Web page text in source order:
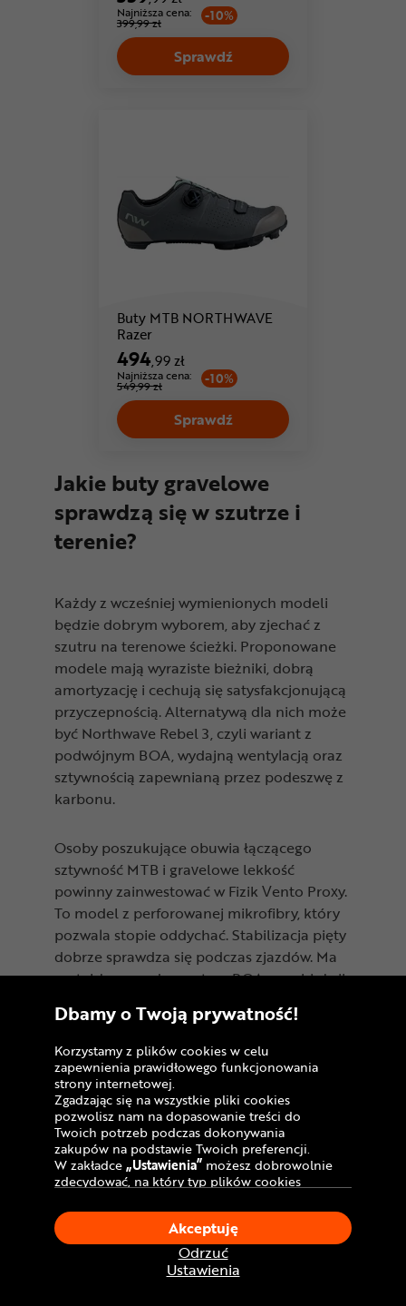
-10%
Najniższa cena:
399,99 zł
Sprawdź
Buty MTB NORTHWAVE
Razer
-10%
Najniższa cena:
549,99 zł
494,99 zł
Sprawdź
Jakie buty gravelowe
sprawdzą się w szutrze i
terenie?
Każdy z wcześniej wymienionych modeli
będzie dobrym wyborem, aby zjechać z
szutru na terenowe ścieżki. Proponowane
modele mają wyraziste bieżniki, dobrą
amortyzację i cechują się satysfakcjonującą
przyczepnością. Alternatywą dla nich może
być Northwave Rebel 3, czyli wariant z
podwójnym BOA, wydajną wentylacją oraz
sztywnością zapewnianą przez podeszwę z
karbonu.
Osoby poszukujące obuwia łączącego
sztywność MTB i gravelowe lekkość
powinny zainwestować w Fizik Vento Proxy.
To model z perforowanej mikrofibry, który
pozwala stopie oddychać. Stabilizacja pięty
dobrze sprawdza się podczas zjazdów. Ma
on także wygodny system BOA oraz bieżnik
jak i szutrach.
Buty MTB NORTHWAVE
Dbamy o Twoją prywatność!
Korzystamy z plików cookies w celu
zapewnienia prawidłowego funkcjonowania
strony internetowej.
Zgadzając się na wszystkie pliki cookies
pozwolisz nam na dopasowanie treści do
Twoich potrzeb podczas dokonywania
zakupów na podstawie Twoich preferencji.
W zakładce„Ustawienia” możesz dobrowolnie
zdecydować, na który typ plików cookies
Klikając„Akceptuję”, wyrażasz zgodę na
stosowanie ciasteczek zgodnie z ustawieniami
Twojej przeglądarki.
W dowolnym momencie, możesz dokonać
zmiany swojego wyboru klikając opcję
Ustawienia
Odrzuć
Akceptuję